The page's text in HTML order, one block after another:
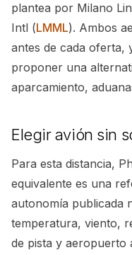
plantea por Milano
Intl (LMML). Ambos
antes de cada oferta,
proponer una
aparcamiento,
Elegir avión sin
Para esta distancia,
equivalente es una
autonomía publicada
temperatura, viento,
de pista y aeropuerto